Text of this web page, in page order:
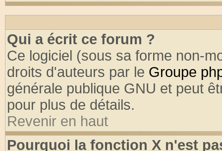
Qui a écrit ce forum ?
Ce logiciel (sous sa forme non-
droits d'auteurs par le Groupe
générale publique GNU et peut
pour plus de détails.
Revenir en haut
Pourquoi la fonction X n'est